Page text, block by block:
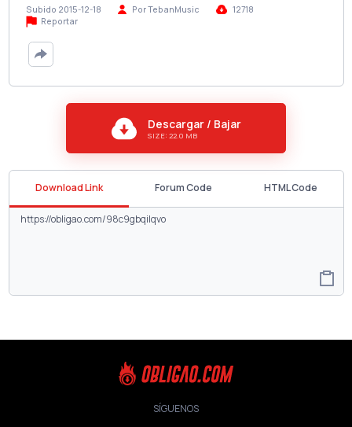
Subido 2015-12-18 Por TebanMusic
12718
Reportar
Descargar / Bajar
SIZE: 22.0 MB
Download Link Forum Code HTML Code
SÍGUENOS